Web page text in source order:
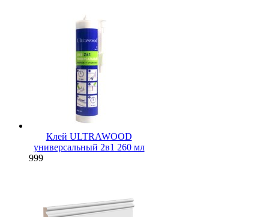
Клей ULTRAWOOD
универсальный 2в1 260 мл
999